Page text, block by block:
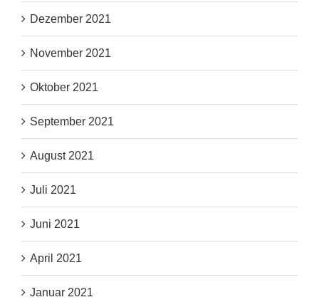
Dezember 2021
November 2021
Oktober 2021
September 2021
August 2021
Juli 2021
Juni 2021
April 2021
Januar 2021